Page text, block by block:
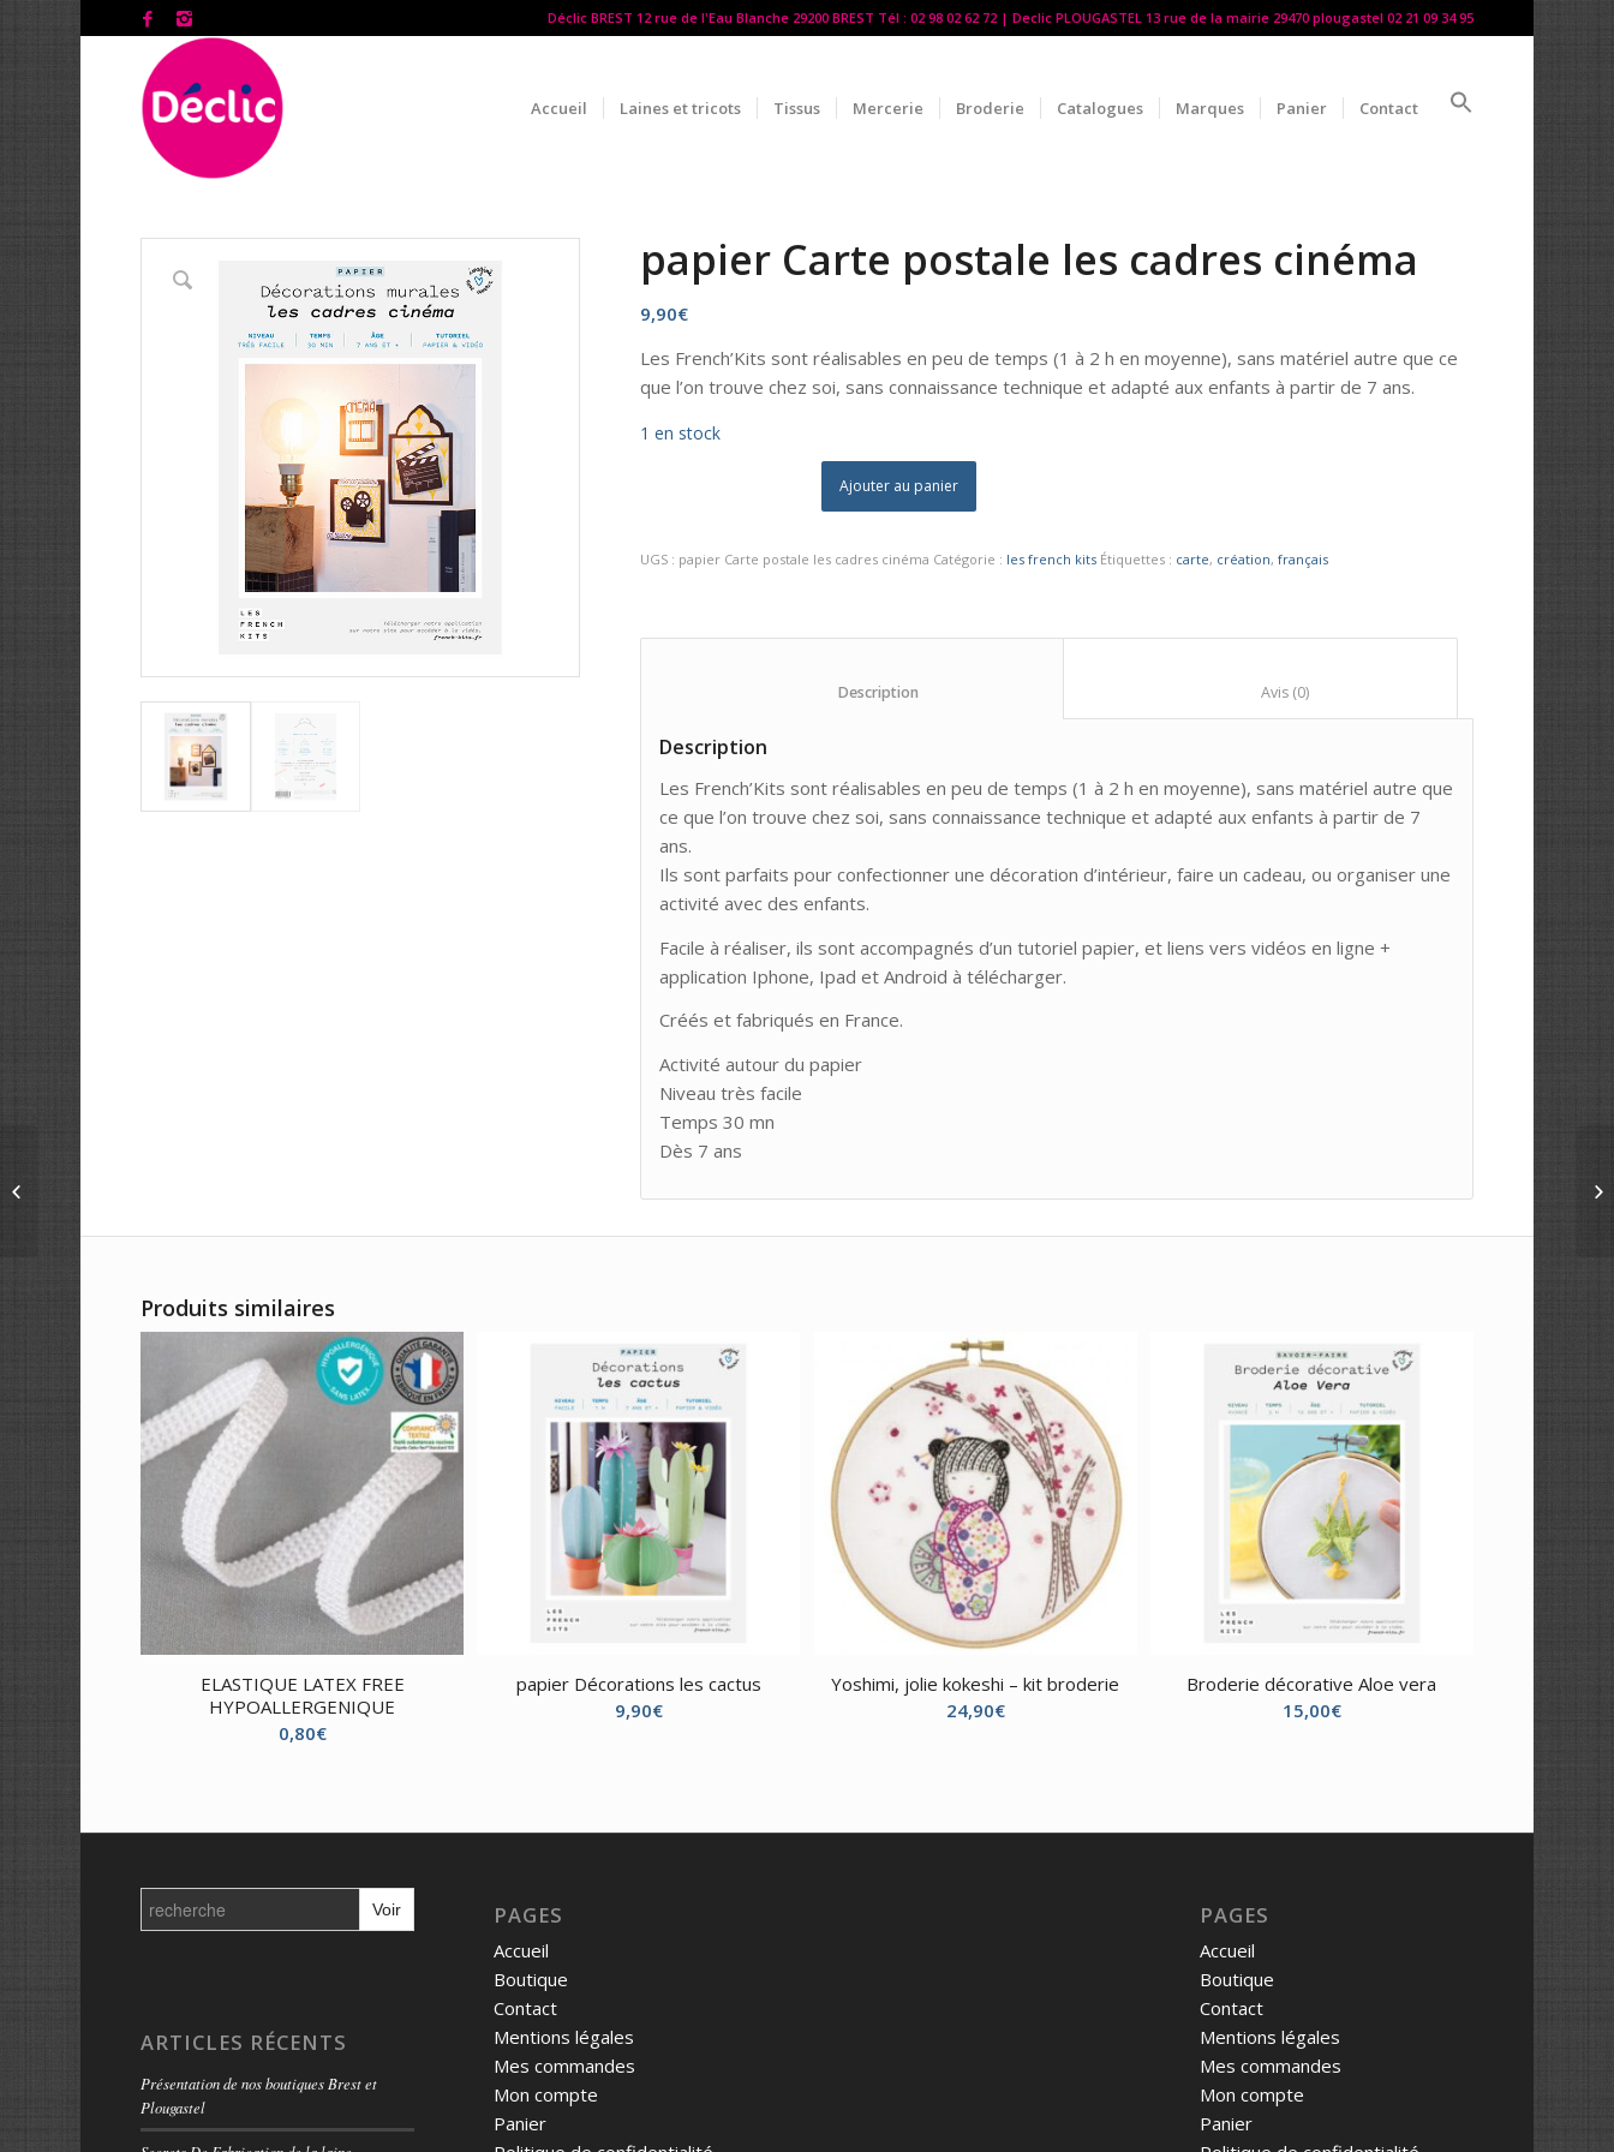
Déclic BREST 12 rue de l'Eau Blanche 29200 BREST Tél : 02 98 02 62 72 | Declic PLOUGASTEL 13 rue de la mairie 29470 plougastel 02 21 09 34 95
Accueil Laines et tricots Tissus Mercerie Broderie Catalogues Marques Panier Contact
papier Carte postale les cadres cinéma
9,90€
Les French’Kits sont réalisables en peu de temps (1 à 2 h en moyenne), sans matériel autre que ce
que l’on trouve chez soi, sans connaissance technique et adapté aux enfants à partir de 7 ans.
1 en stock
Ajouter au panier
UGS : papier Carte postale les cadres cinéma Catégorie : les french kits Étiquettes : carte, création,français
Description
Les French’Kits sont réalisables en peu de temps (1 à 2 h en moyenne), sans matériel autre que
ce que l’on trouve chez soi, sans connaissance technique et adapté aux enfants à partir de 7
ans.
Ils sont parfaits pour confectionner une décoration d’intérieur, faire un cadeau, ou organiser une
activité avec des enfants.
Facile à réaliser, ils sont accompagnés d’un tutoriel papier, et liens vers vidéos en ligne +
application Iphone, Ipad et Android à télécharger.
Créés et fabriqués en France.
Activité autour du papier
Niveau très facile
Temps 30 mn
Dès 7 ans
Produits similaires
ELASTIQUE LATEX FREE
HYPOALLERGENIQUE
0,80€
papier Décorations les cactus
9,90€
Yoshimi, jolie kokeshi – kit broderie
24,90€
Broderie décorative Aloe vera
15,00€
Search
for:
ARTICLES RÉCENTS
Présentation de nos boutiques Brest et
Plougastel
PAGES
Accueil
Boutique
Contact
Mentions légales
Mes commandes
Mon compte
Panier
PAGES
Accueil
Boutique
Contact
Mentions légales
Mes commandes
Mon compte
Panier